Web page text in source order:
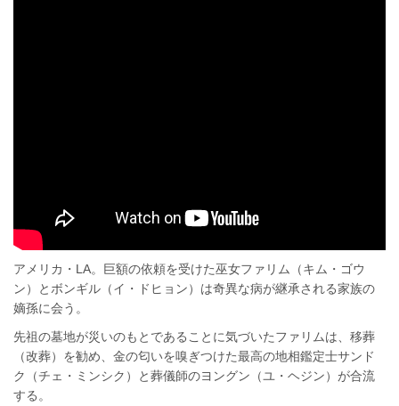
アメリカ・LA。巨額の依頼を受けた巫女ファリム（キム・ゴウ
ン）とボンギル（イ・ドヒョン）は奇異な病が継承される家族の
嫡孫に会う。
先祖の墓地が災いのもとであることに気づいたファリムは、移葬
（改葬）を勧め、金の匂いを嗅ぎつけた最高の地相鑑定士サンド
ク（チェ・ミンシク）と葬儀師のヨングン（ユ・ヘジン）が合流
する。